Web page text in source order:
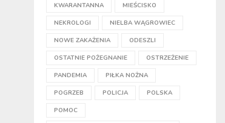
KWARANTANNA MIEŚCISKO
NEKROLOGI NIELBA WĄGROWIEC
NOWE ZAKAŻENIA ODESZLI
OSTATNIE POŻEGNANIE OSTRZEŻENIE
PANDEMIA PIŁKA NOŻNA
POGRZEB POLICJA POLSKA
POMOC